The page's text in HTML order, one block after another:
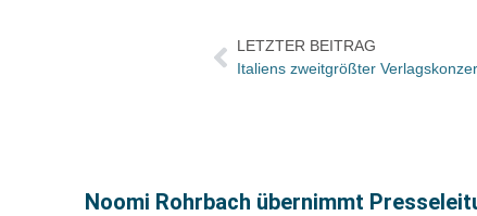
LETZTER BEITRAG
Noomi Rohrbach übernimmt